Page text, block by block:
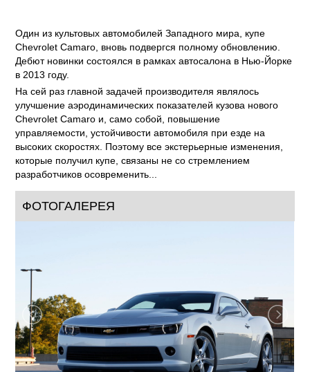
Один из культовых автомобилей Западного мира, купе
Chevrolet Camaro, вновь подвергся полному обновлению.
Дебют новинки состоялся в рамках автосалона в Нью-Йорке
в 2013 году.
На сей раз главной задачей производителя являлось
улучшение аэродинамических показателей кузова нового
Chevrolet Camaro и, само собой, повышение
управляемости, устойчивости автомобиля при езде на
высоких скоростях. Поэтому все экстерьерные изменения,
которые получил купе, связаны не со стремлением
разработчиков осовременить...
ФОТОГАЛЕРЕЯ